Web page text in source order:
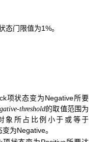
态门限值为1%。
项状态变为Negative所要
threshold的取值范围为
象所占比例小于或等于
为Negative。